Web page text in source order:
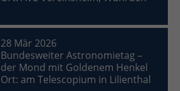
28 Mär 2026
Bundesweiter Astronomietag –
der Mond mit Goldenem Henkel
Ort: am Telescopium in Lilienthal